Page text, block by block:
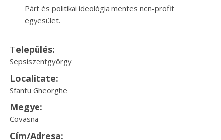
Párt és politikai ideológia mentes non-profit
egyesület.
Település:
Sepsiszentgyörgy
Localitate:
Sfantu Gheorghe
Megye:
Covasna
Cím/Adresa: